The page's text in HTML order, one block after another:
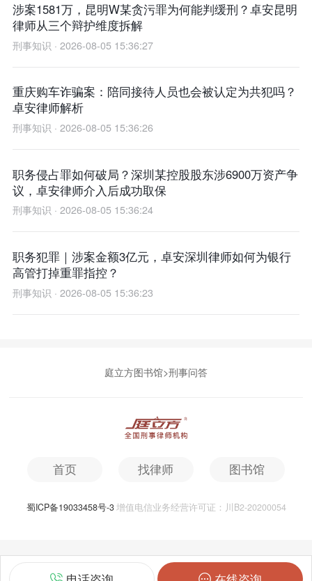
涉案1581万，昆明W某贪污罪为何能判缓刑？卓安昆明
律师从三个辩护维度拆解
刑事知识 · 2026-08-05 15:36:27
重庆购车诈骗案：陪同接待人员也会被认定为共犯吗？
卓安律师解析
刑事知识 · 2026-08-05 15:36:26
职务侵占罪如何破局？深圳某控股股东涉6900万资产争
议，卓安律师介入后成功取保
刑事知识 · 2026-08-05 15:36:24
职务犯罪｜涉案金额3亿元，卓安深圳律师如何为银行
高管打掉重罪指控？
刑事知识 · 2026-08-05 15:36:23
庭立方图书馆>刑事问答
首页 找律师 图书馆
蜀ICP备19033458号-3增值电信业务经营许可证：川B2-20200054